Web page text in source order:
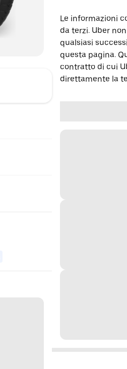
Le informazioni
da terzi. Uber
qualsiasi
questa pagina.
contratto di cui
direttamente la